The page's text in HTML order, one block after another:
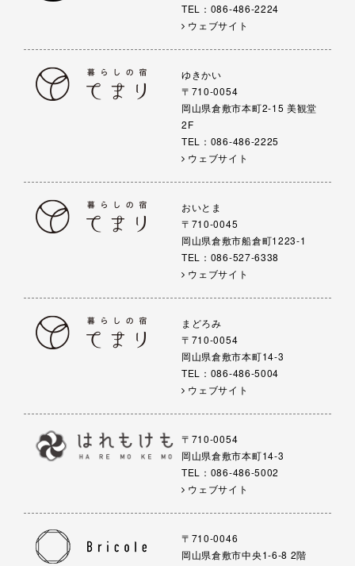
TEL：086-486-2224
ウェブサイト
ゆきかい
〒710-0054
岡山県倉敷市本町2-15 美観堂
2F
TEL：086-486-2225
ウェブサイト
おいとま
〒710-0045
岡山県倉敷市船倉町1223-1
TEL：086-527-6338
ウェブサイト
まどろみ
〒710-0054
岡山県倉敷市本町14-3
TEL：086-486-5004
ウェブサイト
〒710-0054
岡山県倉敷市本町14-3
TEL：086-486-5002
ウェブサイト
〒710-0046
岡山県倉敷市中央1-6-8 2階